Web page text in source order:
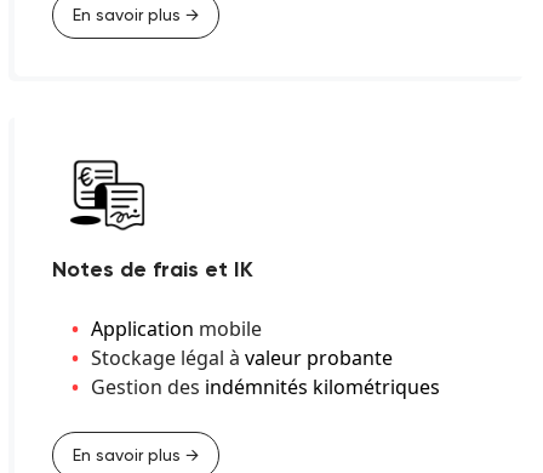
En savoir plus →
Notes de frais et IK
Application mobile
Stockage légal à valeur probante
Gestion des indémnités kilométriques
En savoir plus →